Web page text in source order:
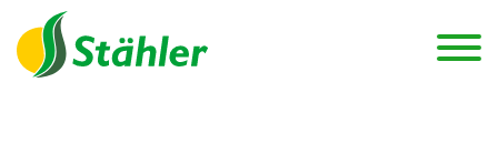
string(78) "Test 12 {FONT:12} // Dosierungen: test 123 dfasdf
asdfW134 245 34" string(62) "Test 12 {FONT:12} Dosierungen: test
123 dfasdf asdfW134 245 34"